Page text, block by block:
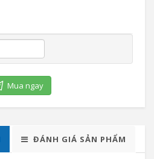
Mua ngay
ĐÁNH GIÁ SẢN PHẨM